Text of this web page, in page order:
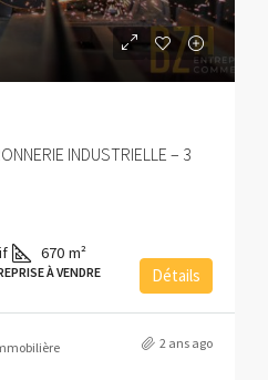
INDUSTRIELLE – 3
670 m²
À VENDRE Détails
2 ans ago